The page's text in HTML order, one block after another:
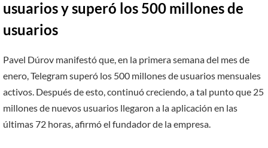
usuariosy superó los 500 millones de
usuarios
Pavel Dúrov manifestó que, en la primera semana del mes de
enero, Telegram superó los 500 millones de usuarios mensuales
activos. Después de esto, continuó creciendo, a tal punto que 25
millones de nuevos usuarios llegaron a la aplicación en las
últimas 72 horas, afirmó el fundador de la empresa.